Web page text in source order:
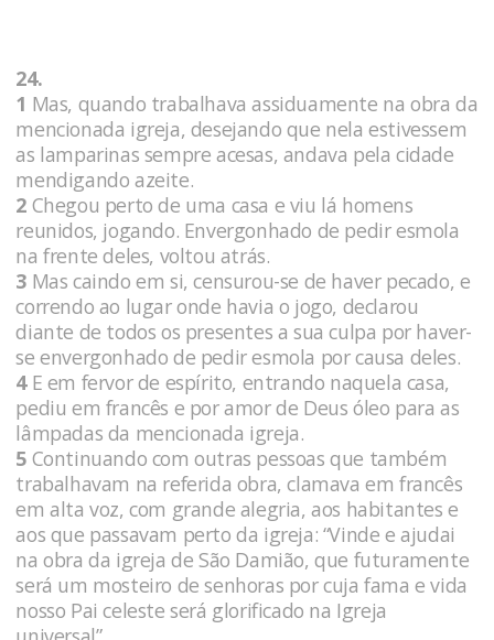
24.
1 Mas, quando trabalhava assiduamente na obra da
mencionada igreja, desejando que nela estivessem
as lamparinas sempre acesas, andava pela cidade
mendigando azeite.
2 Chegou perto de uma casa e viu lá homens
reunidos, jogando. Envergonhado de pedir esmola
na frente deles, voltou atrás.
3 Mas caindo em si, censurou-se de haver pecado, e
correndo ao lugar onde havia o jogo, declarou
diante de todos os presentes a sua culpa por haver-
se envergonhado de pedir esmola por causa deles.
4E em fervor de espírito, entrando naquela casa,
pediu em francês e por amor de Deus óleo para as
lâmpadas da mencionada igreja.
5 Continuando com outras pessoas que também
trabalhavam na referida obra, clamava em francês
em alta voz, com grande alegria, aos habitantes e
aos que passavam perto da igreja: “Vinde e ajudai
na obra da igreja de São Damião, que futuramente
será um mosteiro de senhoras por cuja fama e vida
nosso Pai celeste será glorificado na Igreja